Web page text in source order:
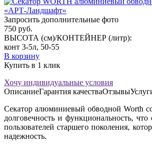
Запросить дополнительные фото
750 руб.
ВЫСОТА (см)/КОНТЕЙНЕР (литр):
конт 3-5л, 50-55
В корзину
Купить в 1 клик
Хочу индивидуальные условия
ОписаниеГарантия качестваОтзывы
Секатор алюминиевый обводной Worth
долговечность и функциональность,
пользователей старшего поколения,
надежность.